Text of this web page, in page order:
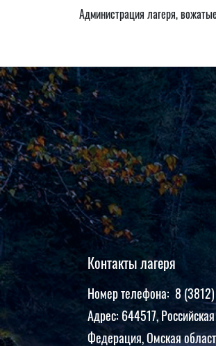
Администрация лагеря,
Контакты лагеря
Номер телефона: 8
Адрес: 644517, Российская
Федерация, Омская